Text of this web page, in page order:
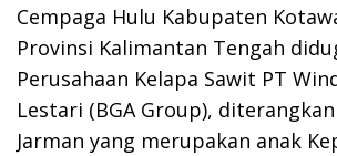
Cempaga Hulu Kabupaten
Provinsi Kalimantan Tengah
Perusahaan Kelapa Sawit PT
Lestari (BGA Group),
Jarman yang merupakan anak